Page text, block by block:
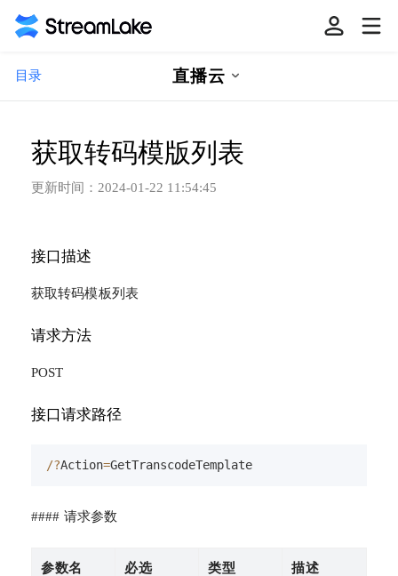
目录 直播云
获取转码模版列表
更新时间： 2024-01-22 11:54:45
接口描述
获取转码模板列表
请求方法
POST
接口请求路径
/?Action=GetTranscodeTemplate
#### 请求参数
参数名 必选 类型 描述